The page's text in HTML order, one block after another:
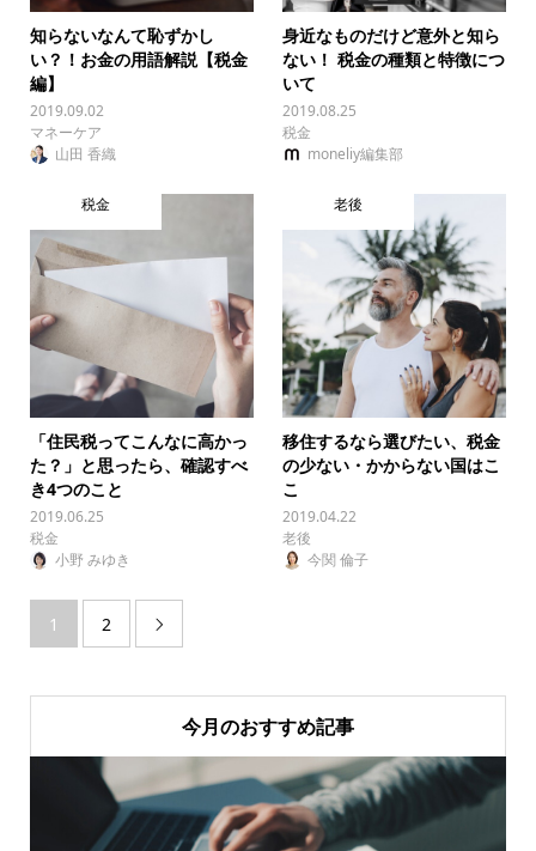
知らないなんて恥ずかし
い？！お金の用語解説【税金
編】
2019.09.02
マネーケア
山田 香織
身近なものだけど意外と知ら
ない！ 税金の種類と特徴につ
いて
2019.08.25
税金
moneliy編集部
税金
「住民税ってこんなに高かっ
た？」と思ったら、確認すべ
き4つのこと
2019.06.25
税金
小野 みゆき
老後
移住するなら選びたい、税金
の少ない・かからない国はこ
こ
2019.04.22
老後
今関 倫子
1 2 
今月のおすすめ記事